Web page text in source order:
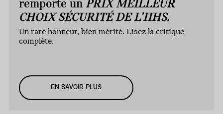
remporte un PRIX MEILLEUR
CHOIX SÉCURITÉ DE L’IIHS.
Un rare honneur, bien mérité. Lisez la critique
complète.
EN SAVOIR PLUS